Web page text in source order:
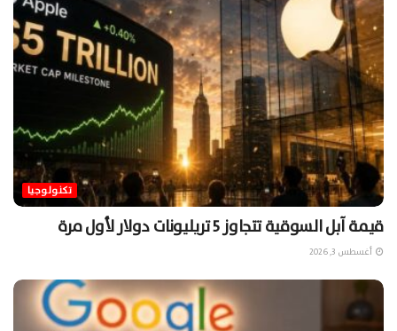
تكنولوجيا
قيمة آبل السوقية تتجاوز 5 تريليونات دولار لأول مرة
أغسطس 3, 2026